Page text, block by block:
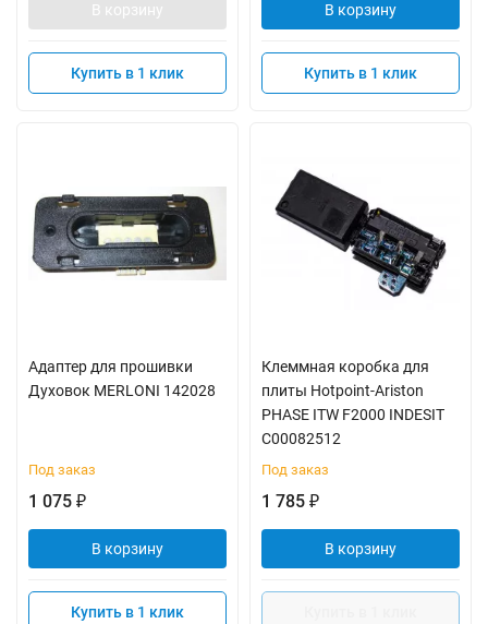
В корзину
Купить в 1 клик
В корзину
Купить в 1 клик
Адаптер для прошивки
Духовок MERLONI 142028
Под заказ
1 075 ₽
В корзину
Купить в 1 клик
Клеммная коробка для
плиты Hotpoint-Ariston
PHASE ITW F2000 INDESIT
C00082512
Под заказ
1 785 ₽
В корзину